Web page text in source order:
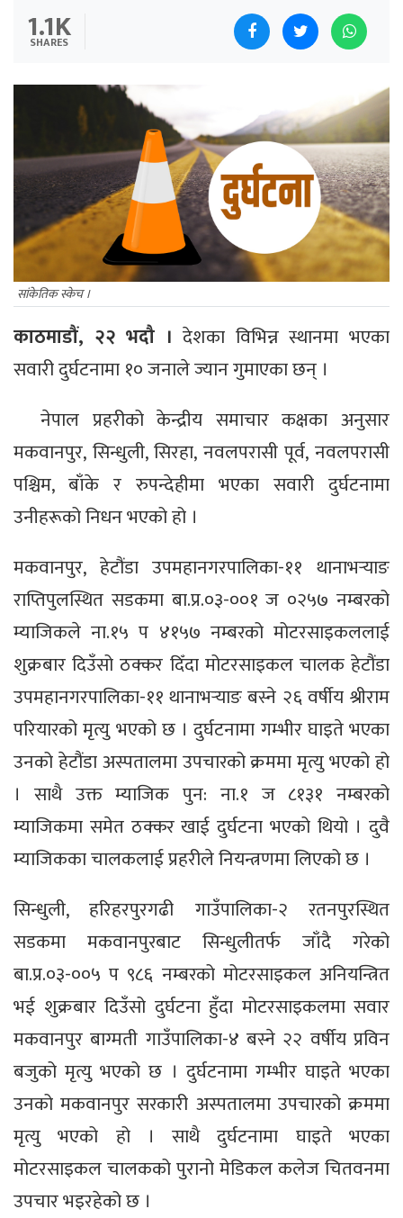
1.1K
SHARES
सांकेतिक स्केच ।
काठमाडौं, २२ भदौ ।देशका विभिन्न स्थानमा भएका
सवारी दुर्घटनामा १० जनाले ज्यान गुमाएका छन् ।
नेपाल प्रहरीको केन्द्रीय समाचार कक्षका अनुसार
मकवानपुर, सिन्धुली, सिरहा, नवलपरासी पूर्व, नवलपरासी
पश्चिम, बाँके र रुपन्देहीमा भएका सवारी दुर्घटनामा
उनीहरूको निधन भएको हो ।
मकवानपुर, हेटौंडा उपमहानगरपालिका-११ थानाभर्‍याङ
राप्तिपुलस्थित सडकमा बा.प्र.०३-००१ ज ०२५७ नम्बरको
म्याजिकले ना.१५ प ४१५७ नम्बरको मोटरसाइकललाई
शुक्रबार दिउँसो ठक्कर दिँदा मोटरसाइकल चालक हेटौंडा
उपमहानगरपालिका-११ थानाभर्‍याङ बस्ने २६ वर्षीय श्रीराम
परियारको मृत्यु भएको छ । दुर्घटनामा गम्भीर घाइते भएका
उनको हेटौंडा अस्पतालमा उपचारको क्रममा मृत्यु भएको हो
। साथै उक्त म्याजिक पुन: ना.१ ज ८१३१ नम्बरको
म्याजिकमा समेत ठक्कर खाई दुर्घटना भएको थियो । दुवै
म्याजिकका चालकलाई प्रहरीले नियन्त्रणमा लिएको छ ।
सिन्धुली, हरिहरपुरगढी गाउँपालिका-२ रतनपुरस्थित
सडकमा मकवानपुरबाट सिन्धुलीतर्फ जाँदै गरेको
बा.प्र.०३-००५ प ९८६ नम्बरको मोटरसाइकल अनियन्त्रित
भई शुक्रबार दिउँसो दुर्घटना हुँदा मोटरसाइकलमा सवार
मकवानपुर बाग्मती गाउँपालिका-४ बस्ने २२ वर्षीय प्रविन
बजुको मृत्यु भएको छ । दुर्घटनामा गम्भीर घाइते भएका
उनको मकवानपुर सरकारी अस्पतालमा उपचारको क्रममा
मृत्यु भएको हो । साथै दुर्घटनामा घाइते भएका
मोटरसाइकल चालकको पुरानो मेडिकल कलेज चितवनमा
उपचार भइरहेको छ ।